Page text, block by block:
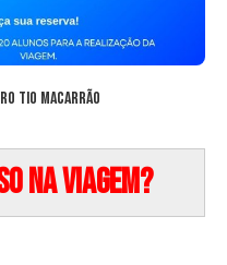
Tio Macarrão
na viagem?